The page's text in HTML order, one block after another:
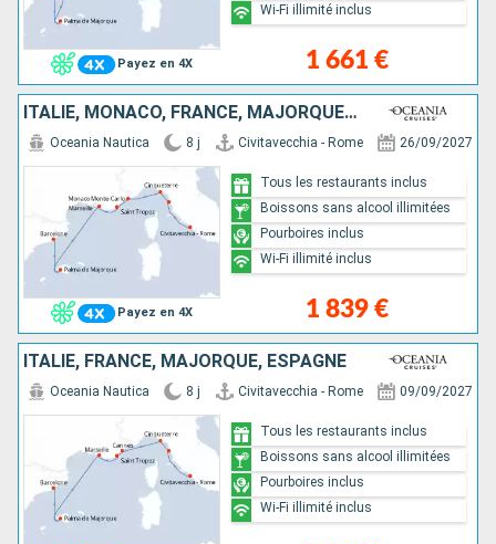
Payez en 4X 1 661 €
Wi-Fi illimité inclus
ITALIE, MONACO, FRANCE, MAJORQUE, ESPAGNE
Payez en 4X
Oceania Nautica 8 j Civitavecchia - Rome 26/09/2027
1 839 €
Tous les restaurants inclus
Boissons sans alcool illimitées
Pourboires inclus
Wi-Fi illimité inclus
ITALIE, FRANCE, MAJORQUE, ESPAGNE
Oceania Nautica 8 j Civitavecchia - Rome 09/09/2027
Tous les restaurants inclus
Boissons sans alcool illimitées
Pourboires inclus
Wi-Fi illimité inclus